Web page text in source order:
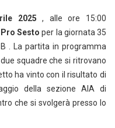
2025 , alle ore 15:00
Sesto per la giornata 35
. La partita in programma
squadre che si ritrovano
ha vinto con il risultato di
della sezione AIA di
che si svolgerà presso lo